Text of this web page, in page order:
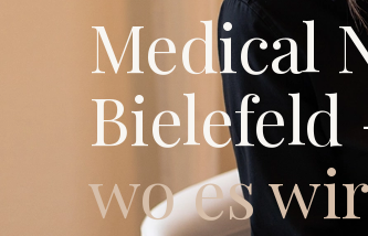
Medical
Bielefeld
wo es